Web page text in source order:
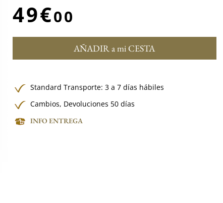
49€00
AÑADIR a mi CESTA
Standard Transporte: 3 a 7 días hábiles
Cambios, Devoluciones 50 días
INFO ENTREGA